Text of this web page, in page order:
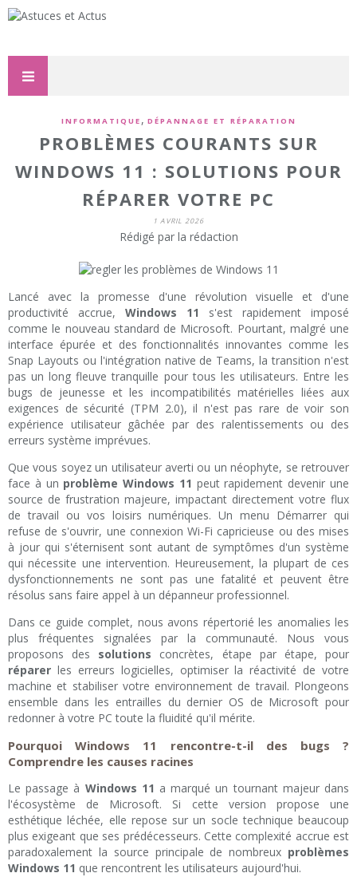
INFORMATIQUE , DÉPANNAGE ET RÉPARATION
PROBLÈMES COURANTS SUR
WINDOWS 11 : SOLUTIONS POUR
RÉPARER VOTRE PC
1 AVRIL 2026
Rédigé par la rédaction
Lancé avec la promesse d'une révolution visuelle et d'une
productivité accrue, Windows 11
s'est rapidement imposé
comme le nouveau standard de Microsoft. Pourtant, malgré une
interface épurée et des fonctionnalités innovantes comme les
Snap Layouts ou l'intégration native de Teams, la transition n'est
pas un long fleuve tranquille pour tous les utilisateurs. Entre les
bugs de jeunesse et les incompatibilités matérielles liées aux
exigences de sécurité (TPM 2.0), il n'est pas rare de voir son
expérience utilisateur gâchée par des ralentissements ou des
erreurs système imprévues.
Que vous soyez un utilisateur averti ou un néophyte, se retrouver
face à un problème Windows 11 peut rapidement devenir une
source de frustration majeure, impactant directement votre flux
de travail ou vos loisirs numériques. Un menu Démarrer qui
refuse de s'ouvrir, une connexion Wi-Fi capricieuse ou des mises
à jour qui s'éternisent sont autant de symptômes d'un système
qui nécessite une intervention. Heureusement, la plupart de ces
dysfonctionnements ne sont pas une fatalité et peuvent être
résolus sans faire appel à un dépanneur professionnel.
Dans ce guide complet, nous avons répertorié les anomalies les
plus fréquentes signalées par la communauté. Nous vous
proposons des solutions concrètes, étape par étape, pour
réparer les erreurs logicielles, optimiser la réactivité de votre
machine et stabiliser votre environnement de travail. Plongeons
ensemble dans les entrailles du dernier OS de Microsoft pour
redonner à votre PC toute la fluidité qu'il mérite.
Pourquoi Windows 11 rencontre-t-il des bugs ?
Comprendre les causes racines
Le passage à Windows 11 a marqué un tournant majeur dans
l'écosystème de Microsoft. Si cette version propose une
esthétique léchée, elle repose sur un socle technique beaucoup
plus exigeant que ses prédécesseurs. Cette complexité accrue est
paradoxalement la source principale de nombreux problèmes
Windows 11 que rencontrent les utilisateurs aujourd'hui.